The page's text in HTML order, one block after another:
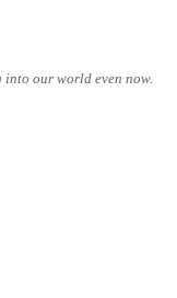
our world even now.